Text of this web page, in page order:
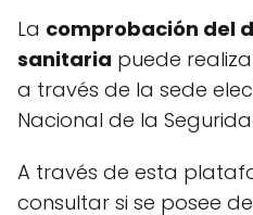
La comprobación del
sanitaria puede
a través de la sede
Nacional de la
A través de esta
consultar si se posee